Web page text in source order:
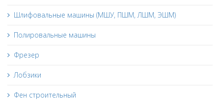
Шлифовальные машины (МШУ, ПШМ, ЛШМ, ЭШМ)
Полировальные машины
Фрезер
Лобзики
Фен строительный